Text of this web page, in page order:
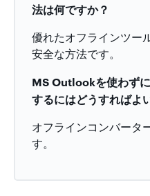
法は何ですか？
優れたオフラインツー
安全な方法です。
MS Outlookを使わず
するにはどうすればよ
オフラインコンバータ
す。